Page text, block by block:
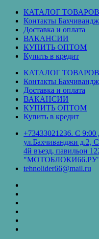
Перейти
содержимому
КАТАЛОГ ТОВАРОВ
Контакты
Доставка и оплата
ВАКАНСИИ
КУПИТЬ ОПТОМ
Купить в кредит
КАТАЛОГ ТОВАРОВ
Контакты
Доставка и оплата
ВАКАНСИИ
КУПИТЬ ОПТОМ
Купить в кредит
+73433021236. С 9:00
ул.Бахчиванджи д.2,
4й въезд, павильон
tehnolider66@mail.ru